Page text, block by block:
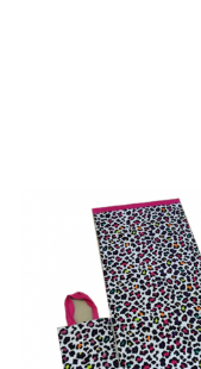
印花沙滩巾